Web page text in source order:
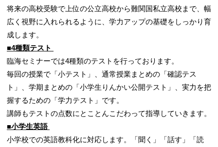
将来の高校受験で上位の公立高校から難関国私立高校まで、幅
広く視野に入れられるように、学力アップの基礎をしっかり育
成します。
■4種類テスト
臨海セミナーでは4種類のテストを行っております。
毎回の授業で「小テスト」、通常授業まとめの「確認テス
ト」、学期まとめの「小学生りんかい公開テスト」、実力を把
握するための「学力テスト」です。
講師もテストの点数にとことんこだわって指導していきます。
■小学生英語
小学校での英語教科化に対応します。「聞く」「話す」「読